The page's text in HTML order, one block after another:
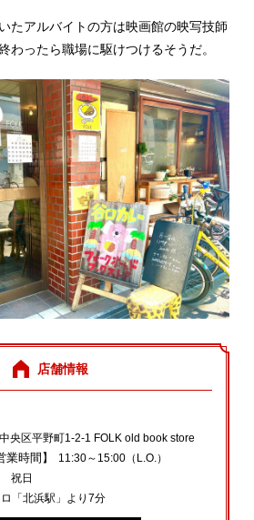
たアルバイトの方は映画館の映写技師
わったら職場に駆けつけるそうだ。
店舗情報
央区平野町1‐2‐1 FOLK old book store
業時間】 11:30～15:00（L.O.）
祝日
「北浜駅」より7分